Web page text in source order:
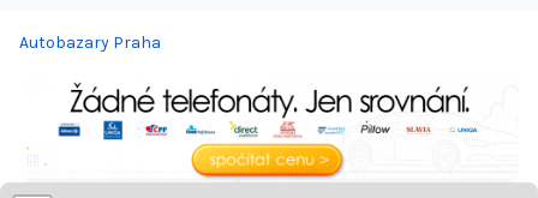
Autobazary Praha